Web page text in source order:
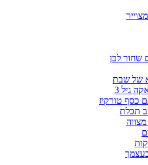
שחור לבן
של שבת
גיל 3
כסף טורקיז
תכלת